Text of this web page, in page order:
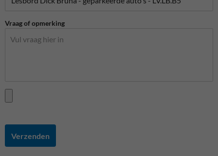
Vraag of opmerking
Verzenden